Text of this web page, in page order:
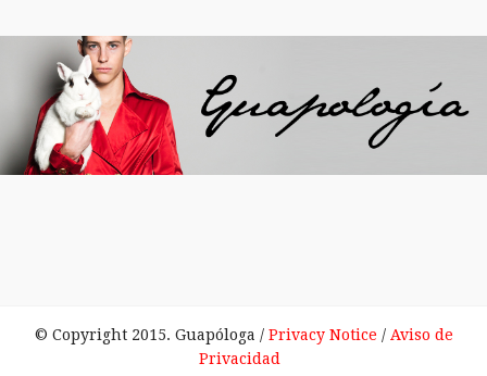
© Copyright 2015. Guapóloga / Privacy Notice / Aviso de
Privacidad